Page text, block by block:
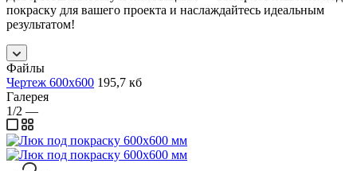
покраску для вашего проекта и наслаждайтесь идеальным
результатом!
Файлы
Чертеж 600х600 195,7 кб
Галерея
1/2 —